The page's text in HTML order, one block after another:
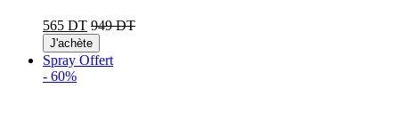
565 DT 949 DT
J'achète
Spray Offert
- 60%